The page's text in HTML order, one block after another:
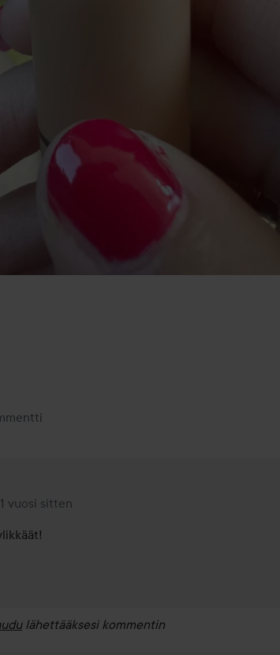
Creator.
1 vuosi sitten
Kommentti lisättiin 1 vuosi sitten
lähettääksesi kommentin